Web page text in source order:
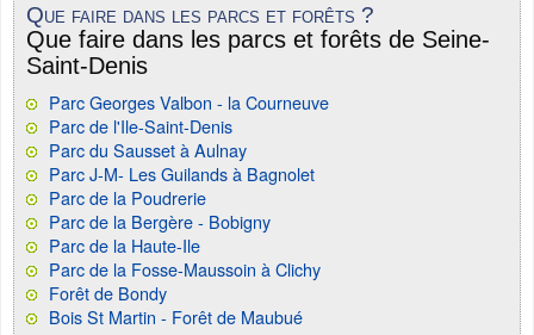
Que faire dans les parcs et forêts ?
Que faire dans les parcs et forêts de Seine-
Saint-Denis
Parc Georges Valbon - la Courneuve
Parc de l'Ile-Saint-Denis
Parc du Sausset à Aulnay
Parc J-M- Les Guilands à Bagnolet
Parc de la Poudrerie
Parc de la Bergère - Bobigny
Parc de la Haute-Ile
Parc de la Fosse-Maussoin à Clichy
Forêt de Bondy
Bois St Martin - Forêt de Maubué